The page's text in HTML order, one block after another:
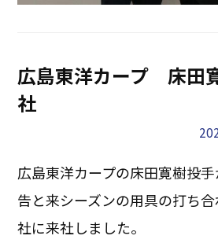
広島東洋カープ 床田
社
広島東洋カープの床田寛樹投
告と来シーズンの用具の打ち
社に来社しました。